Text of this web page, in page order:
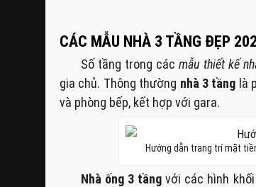
CÁC MẪU NHÀ 3 TẦNG ĐẸP
Số tầng trong cácmẫu thiết kế
gia chủ. Thông thường nhà 3 tầng là
và phòng bếp, kết hợp với gara.
Hướng dẫn trang trí mặt
Nhà ống 3 tầng với các hình